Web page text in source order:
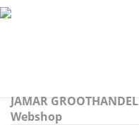
JAMAR GROOTHANDEL
Webshop